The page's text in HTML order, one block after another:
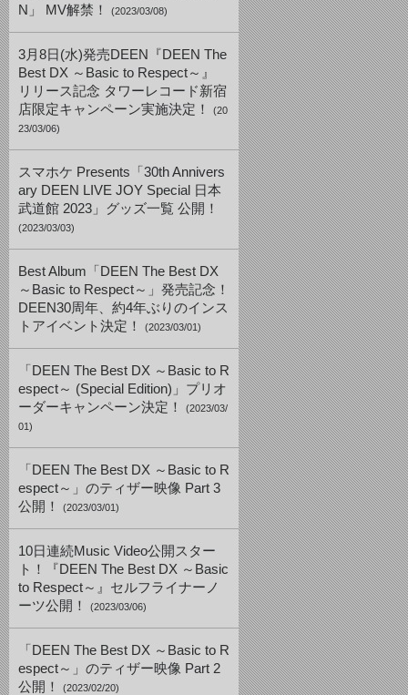
N」 MV解禁！
(2023/03/08)
3月8日(水)発売DEEN『DEEN The
Best DX ～Basic to Respect～』
リリース記念 タワーレコード新宿
店限定キャンペーン実施決定！
(20
23/03/06)
スマホケ Presents「30th Annivers
ary DEEN LIVE JOY Special 日本
武道館 2023」グッズ一覧 公開！
(2023/03/03)
Best Album「DEEN The Best DX
～Basic to Respect～」発売記念！
DEEN30周年、約4年ぶりのインス
トアイベント決定！
(2023/03/01)
「DEEN The Best DX ～Basic to R
espect～ (Special Edition)」プリオ
ーダーキャンペーン決定！
(2023/03/
01)
「DEEN The Best DX ～Basic to R
espect～」のティザー映像 Part 3
公開！
(2023/03/01)
10日連続Music Video公開スター
ト！『DEEN The Best DX ～Basic
to Respect～』セルフライナーノ
ーツ公開！
(2023/03/06)
「DEEN The Best DX ～Basic to R
espect～」のティザー映像 Part 2
公開！
(2023/02/20)